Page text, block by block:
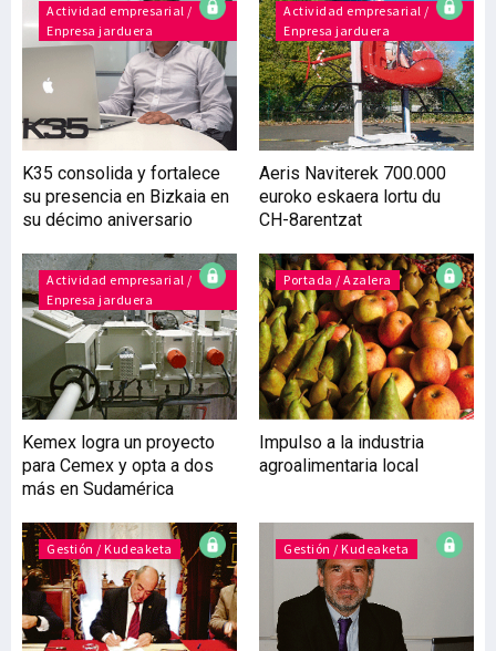
el mercado de habla
alemana como Alemania,
Austria y Suiza.Tras
apostar por la
internacionalización de
sus productos y lograr una
Francia, Bélgica y Holanda,
la firma de Oiartzun busca
ahora su entrada en
nuevos mercados para lo
que ha acudido a distintas
ferias celebradas en
Estocolmo, París y
Colonia. En esta última
exposición tiene previsto
repetir este mes de
octubre ya que, aunque se
trata de una feria más
dirigida al mundo de la
están adaptando a las
nuevas necesidad
Actividad empresarial /
Enpresa jarduera
K35 consolida y fortalece
su presencia en Bizkaia en
su décimo aniversario
Actividad empresarial /
Enpresa jarduera
Aeris Naviterek 700.000
euroko eskaera lortu du
CH-8arentzat
Actividad empresarial /
Enpresa jarduera
Kemex logra un proyecto
para Cemex y opta a dos
más en Sudamérica
Portada / Azalera
Impulso a la industria
agroalimentaria local
Gestión / Kudeaketa Gestión / Kudeaketa